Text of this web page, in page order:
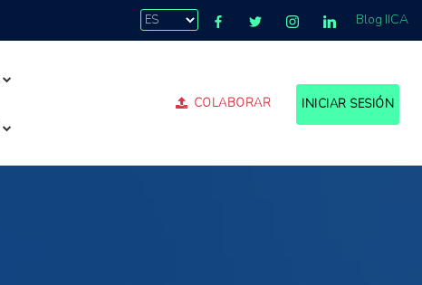
Blog IICA
COLABORAR INICIAR SESIÓN